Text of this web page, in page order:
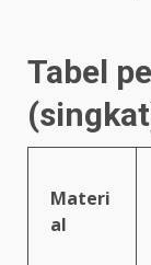
Tabel
Materi
al